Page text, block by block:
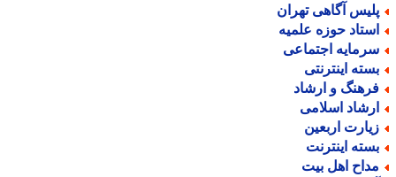
آگاهی تهران
حوزه علمیه
اجتماعی
اینترنتی
و ارشاد
اسلامی
اربعین
اینترنت
اهل بیت